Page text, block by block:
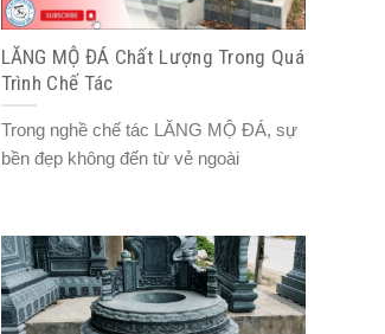
LĂNG MỘ ĐÁ Chất Lượng Trong Quá
Trình Chế Tác
Trong nghề chế tác LĂNG MỘ ĐÁ, sự
bền đẹp không đến từ vẻ ngoài